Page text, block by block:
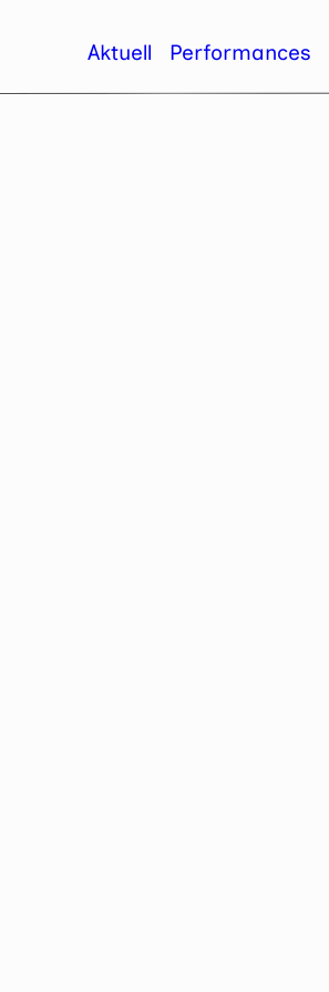
Aktuell Performances